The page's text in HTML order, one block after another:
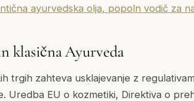
ayurvedska olja, popoln vodič za
klasična Ayurveda
trgih zahteva usklajevanje z
Uredba EU o kozmetiki, Direktiva o